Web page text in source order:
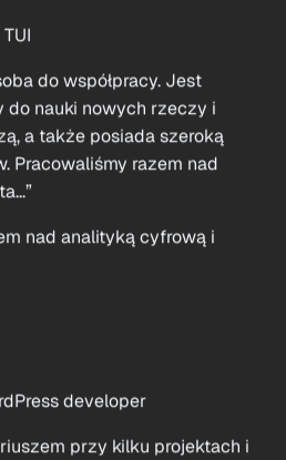
nauki nowych rzeczy i
a także posiada szeroką
razem nad
nad analityką cyfrową i
developer
przy kilku projektach i
przebiegała wzorowo. Myślę,